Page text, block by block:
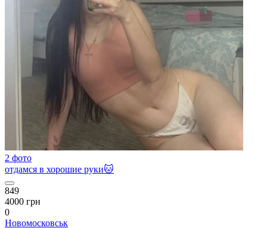
2 фото
отдамся в хорошие руки🐱
849
4000 грн
0
Новомосковськ